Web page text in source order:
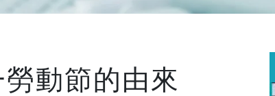
勞動節的由來